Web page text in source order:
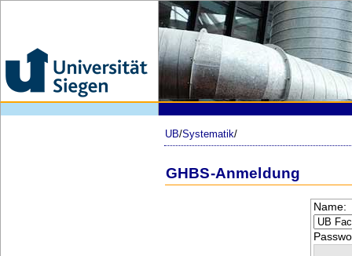
UB/Systematik/
GHBS-Anmeldung
Name: